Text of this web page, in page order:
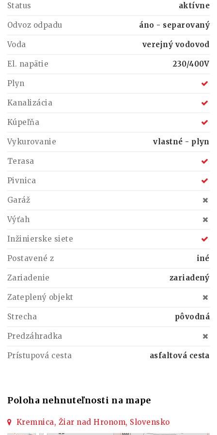
Status aktívne
Odvoz odpadu áno - separovaný
Voda verejný vodovod
El. napätie 230/400V
Plyn
Kanalizácia
Kúpeľňa
Vykurovanie vlastné - plyn
Terasa
Pivnica
Garáž
Výťah
Inžinierske siete
Postavené z iné
Zariadenie zariadený
Zateplený objekt
Strecha pôvodná
Predzáhradka
Prístupová cesta asfaltová cesta
Poloha nehnuteľnosti na mape
Kremnica, Žiar nad Hronom, Slovensko